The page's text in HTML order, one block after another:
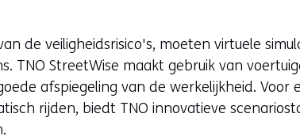
de veiligheidsrisico's, moeten virtuele
TNO StreetWise maakt gebruik van
afspiegeling van de werkelijkheid. Voor
rijden, biedt TNO innovatieve